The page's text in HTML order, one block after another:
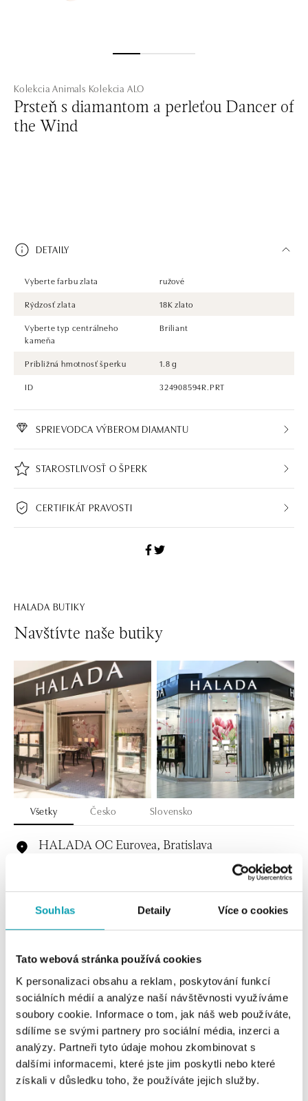
Souhlas Detaily Více o cookies
Tato webová stránka používá cookies
K personalizaci obsahu a reklam, poskytování funkcí
sociálních médií a analýze naší návštěvnosti využíváme
soubory cookie. Informace o tom, jak náš web používáte,
sdílíme se svými partnery pro sociální média, inzerci a
analýzy. Partneři tyto údaje mohou zkombinovat s
dalšími informacemi, které jste jim poskytli nebo které
získali v důsledku toho, že používáte jejich služby.
Kolekcia Animals Kolekcia ALO
Prsteň s diamantom a perleťou Dancer of
the Wind
DETAILY
Vyberte farbu zlata
ružové
Rýdzosť zlata
18K zlato
Vyberte typ centrálneho
kameňa
Briliant
Približná hmotnosť šperku
1.8 g
ID
324908594R.PRT
SPRIEVODCA VÝBEROM DIAMANTU
STAROSTLIVOSŤ O ŠPERK
CERTIFIKÁT PRAVOSTI
HALADA BUTIKY
Navštívte naše butiky
Všetky Česko Slovensko
HALADA OC Eurovea, Bratislava
dnes otvorené do 21:00
HALADA OC Avion, Bratislava
tel.: +421 917 090 372
dnes otvorené do 21:00
Halada OC Aupark, Bratislava
Einsteinova 18, 851 01 Bratislava
tel.: +421 917 090 891
dnes otvorené do 21:00